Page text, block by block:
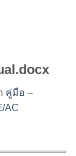
คู่มือ –
AC